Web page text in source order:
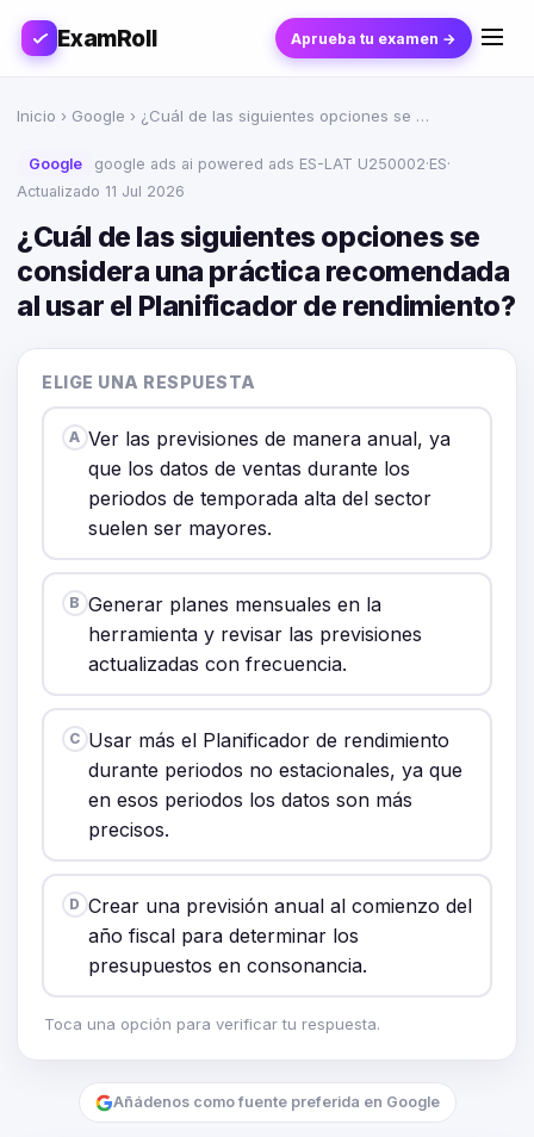
ExamRoll Aprueba tu examen →
Inicio › Google › ¿Cuál de las siguientes opciones se …
Google google ads ai powered ads ES-LAT U250002·ES·
Actualizado 11 Jul 2026
¿Cuál de las siguientes opciones se
considera una práctica recomendada
al usar el Planificador de rendimiento?
ELIGE UNA RESPUESTA
A Ver las previsiones de manera anual, ya
que los datos de ventas durante los
periodos de temporada alta del sector
suelen ser mayores.
B Generar planes mensuales en la
herramienta y revisar las previsiones
actualizadas con frecuencia.
C Usar más el Planificador de rendimiento
durante periodos no estacionales, ya que
en esos periodos los datos son más
precisos.
D Crear una previsión anual al comienzo del
año fiscal para determinar los
presupuestos en consonancia.
Toca una opción para verificar tu respuesta.
Añádenos como fuente preferida en Google